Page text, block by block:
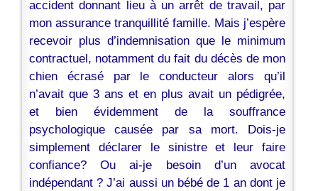
accident donnant lieu à un arrêt de travail, par
mon assurance tranquillité famille. Mais j’espère
recevoir plus d’indemnisation que le minimum
contractuel, notamment du fait du décès de mon
chien écrasé par le conducteur alors qu’il
n’avait que 3 ans et en plus avait un pédigrée,
et bien évidemment de la souffrance
psychologique causée par sa mort. Dois-je
simplement déclarer le sinistre et leur faire
confiance? Ou ai-je besoin d’un avocat
indépendant ? J’ai aussi un bébé de 1 an dont je